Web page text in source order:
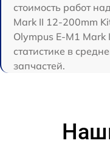
стоимость работ
Mark II 12-200mm
Olympus E‑M1
статистике в
запчастей.